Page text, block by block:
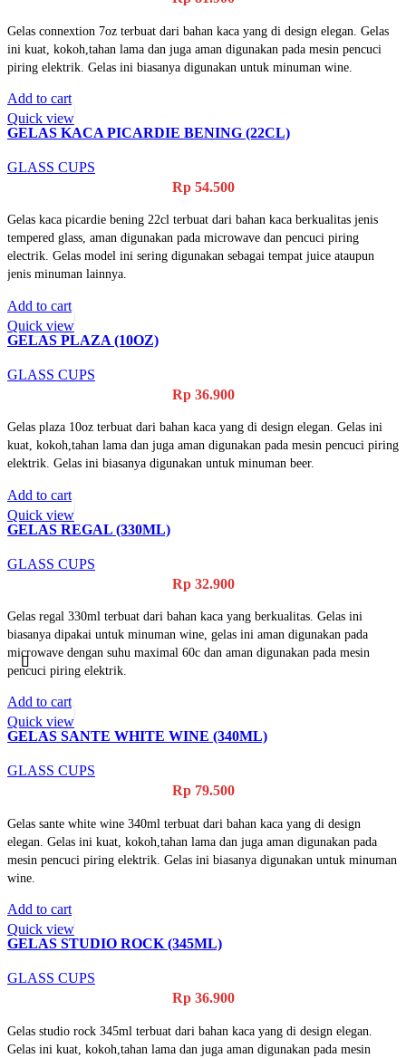
Gelas connextion 7oz terbuat dari bahan kaca yang di design elegan. Gelas
ini kuat, kokoh,tahan lama dan juga aman digunakan pada mesin pencuci
piring elektrik. Gelas ini biasanya digunakan untuk minuman wine.
Add to cart
Quick view
GELAS KACA PICARDIE BENING (22CL)
GLASS CUPS
Rp54.500
Gelas kaca picardie bening 22cl terbuat dari bahan kaca berkualitas jenis
tempered glass, aman digunakan pada microwave dan pencuci piring
electrik. Gelas model ini sering digunakan sebagai tempat juice ataupun
jenis minuman lainnya.
Add to cart
Quick view
GELAS PLAZA (10OZ)
GLASS CUPS
Rp36.900
Gelas plaza 10oz terbuat dari bahan kaca yang di design elegan. Gelas ini
kuat, kokoh,tahan lama dan juga aman digunakan pada mesin pencuci piring
elektrik. Gelas ini biasanya digunakan untuk minuman beer.
Add to cart
Quick view
GELAS REGAL (330ML)
GLASS CUPS
Rp32.900
Gelas regal 330ml terbuat dari bahan kaca yang berkualitas. Gelas ini
biasanya dipakai untuk minuman wine, gelas ini aman digunakan pada
microwave dengan suhu maximal 60c dan aman digunakan pada mesin
pencuci piring elektrik.
Add to cart
Quick view
GELAS SANTE WHITE WINE (340ML)
GLASS CUPS
Rp79.500
Gelas sante white wine 340ml terbuat dari bahan kaca yang di design
elegan. Gelas ini kuat, kokoh,tahan lama dan juga aman digunakan pada
mesin pencuci piring elektrik. Gelas ini biasanya digunakan untuk minuman
wine.
Add to cart
Quick view
GELAS STUDIO ROCK (345ML)
GLASS CUPS
Rp36.900
Gelas studio rock 345ml terbuat dari bahan kaca yang di design elegan.
Gelas ini kuat, kokoh,tahan lama dan juga aman digunakan pada mesin